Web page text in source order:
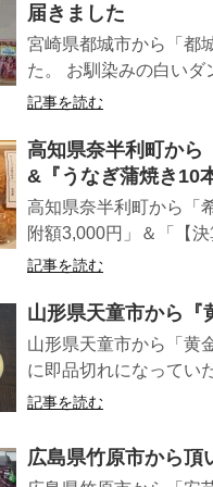
届きました
宮崎県都城市から「都
た。 お馴染みの白いダ
記事を読む
高知県奈半利町から
&『うなぎ蒲焼き10
高知県奈半利町から「
附額3,000円」＆「【
記事を読む
山形県天童市から『
山形県天童市から「黄
に即品切れになってい
記事を読む
広島県竹原市から